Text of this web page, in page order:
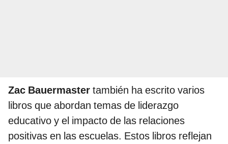
Zac Bauermaster también ha escrito varios
libros que abordan temas de liderazgo
educativo y el impacto de las relaciones
positivas en las escuelas. Estos libros reflejan